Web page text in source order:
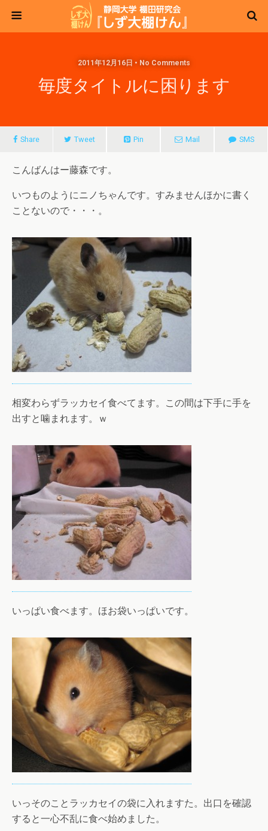
2011年12月16日 • No Comments
毎度タイトルに困ります
Share Tweet Pin Mail SMS
こんばんはー藤森です。
いつものようにニノちゃんです。すみませんほかに書く
ことないので・・・。
相変わらずラッカセイ食べてます。この間は下手に手を
出すと噛まれます。ｗ
いっぱい食べます。ほお袋いっぱいです。
いっそのことラッカセイの袋に入れますた。出口を確認
すると一心不乱に食べ始めました。